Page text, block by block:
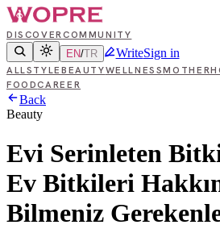
DISCOVERCOMMUNITY
EN/TR WriteSign in
ALLSTYLE BEAUTYWELLNESS
FOODCAREER
Back
Beauty
Evi Serinleten
Ev Bitkileri
Bilmeniz